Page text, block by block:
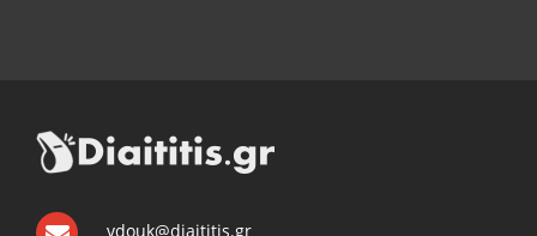
vdouk@diaititis.gr